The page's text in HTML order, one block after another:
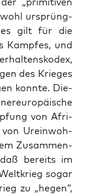
wohl ursprüng­
gilt für die
Kamp­fes, und
des Krie­ges
konn­te. Die­
von Afri­
von Urein­woh­
Zusam­men­
bereits im
sogar
zu „hegen“,